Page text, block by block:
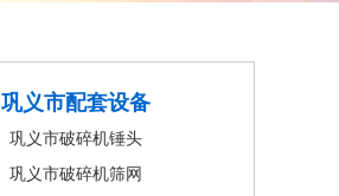
巩义市配套设备
巩义市破碎机锤头
巩义市破碎机筛网